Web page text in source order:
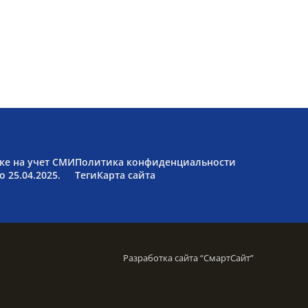
на учет СМИ
25.04.2025.
Политика конфиденциальности
ТегиКарта сайта
Разработка сайта “СмартСайт”